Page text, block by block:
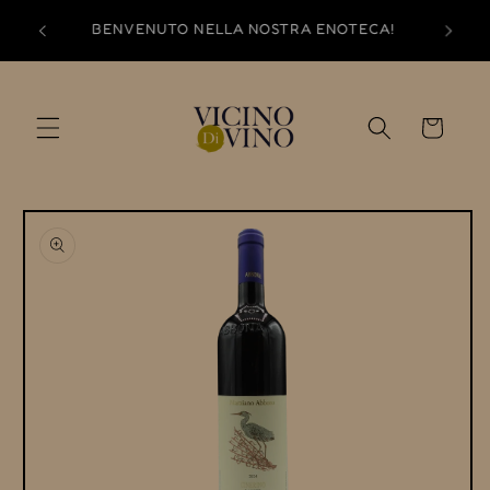
direttamenteBENVENUTO NELLA NOSTRA ENOTECA!
Carrello
Passa alle
sul prodotto